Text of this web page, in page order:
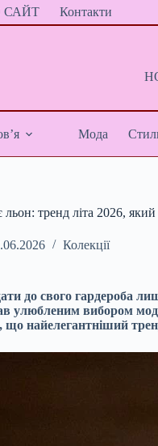
САЙТ Контакти
Мода
тренд літа 2026,
Колекції
до свого гардероба
улюбленим вибором
найелегантніший